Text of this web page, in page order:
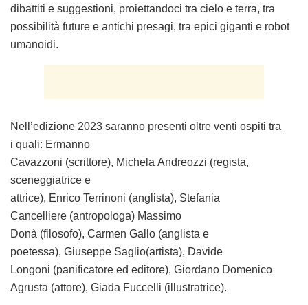
dibattiti e suggestioni, proiettandoci tra cielo e terra, tra
possibilità future e antichi presagi, tra epici giganti e robot
umanoidi.
Nell’edizione 2023 saranno presenti oltre venti ospiti tra
i quali: Ermanno
Cavazzoni (scrittore), Michela Andreozzi (regista,
sceneggiatrice e
attrice), Enrico Terrinoni (anglista), Stefania
Cancelliere (antropologa) Massimo
Donà (filosofo), Carmen Gallo (anglista e
poetessa), Giuseppe Saglio(artista), Davide
Longoni (panificatore ed editore), Giordano Domenico
Agrusta (attore), Giada Fuccelli (illustratrice).